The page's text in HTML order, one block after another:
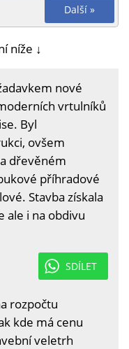
Další »
níže ↓
nové
vrtulníků
Byl
ovšem
dřevěném
příhradové
Stavba získala
ale i na obdivu
SDÍLET
rozpočtu
kde má cenu
veletrh